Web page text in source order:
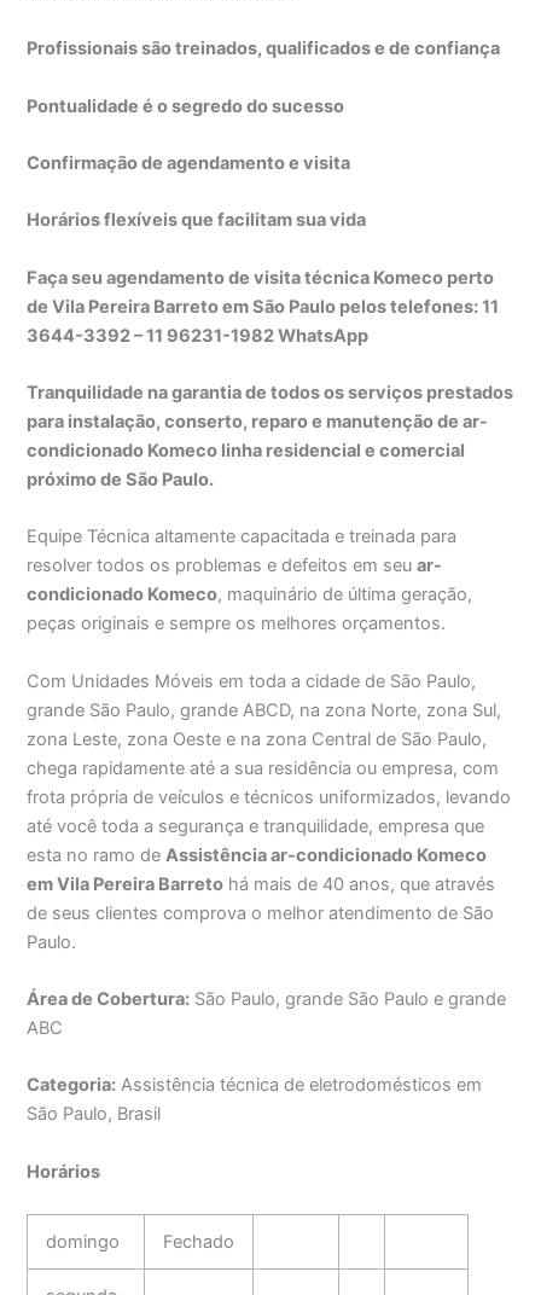
Profissionais são treinados, qualificados e de confiança
Pontualidade é o segredo do sucesso
Confirmação de agendamento e visita
Horários flexíveis que facilitam sua vida
Faça seu agendamento de visita técnica Komeco perto
de Vila Pereira Barreto em São Paulo pelos telefones: 11
3644-3392 – 11 96231-1982 WhatsApp
Tranquilidade na garantia de todos os serviços prestados
para instalação, conserto, reparo e manutenção de ar-
condicionado Komeco linha residencial e comercial
próximo de São Paulo.
Equipe Técnica altamente capacitada e treinada para
resolver todos os problemas e defeitos em seuar-
condicionado Komeco, maquinário de última geração,
peças originais e sempre os melhores orçamentos.
Com Unidades Móveis em toda a cidade de São Paulo,
grande São Paulo, grande ABCD, na zona Norte, zona Sul,
zona Leste, zona Oeste e na zona Central de São Paulo,
chega rapidamente até a sua residência ou empresa, com
frota própria de veículos e técnicos uniformizados, levando
até você toda a segurança e tranquilidade, empresa que
esta no ramo deAssistência ar-condicionado Komeco
em Vila Pereira Barreto há mais de 40 anos, que através
de seus clientes comprova o melhor atendimento de São
Paulo.
Área de Cobertura: São Paulo, grande São Paulo e grande
ABC
Categoria: Assistência técnica de eletrodomésticos em
São Paulo, Brasil
Horários
domingo Fechado